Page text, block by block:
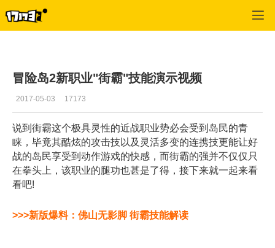
冒险岛2新职业"街霸"技能演示视频
2017-05-03 17173
说到街霸这个极具灵性的近战职业势必会受到岛民的青
睐，毕竟其酷炫的攻击技以及灵活多变的连携技更能让好
战的岛民享受到动作游戏的快感，而街霸的强并不仅仅只
在拳头上，该职业的腿功也甚是了得，接下来就一起来看
看吧!
>>>新版爆料：佛山无影脚 街霸技能解读